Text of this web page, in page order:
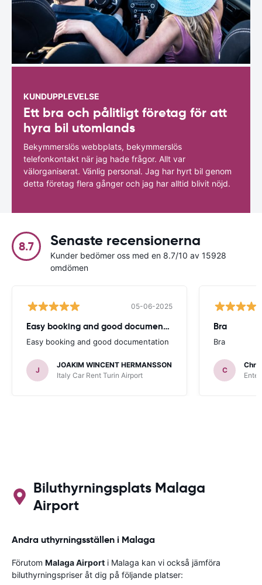
KUNDUPPLEVELSE
Ett bra och pålitligt företag för att
hyra bil utomlands
Bekymmerslös webbplats, bekymmerslös
telefonkontakt när jag hade frågor. Allt var
välorganiserat. Vänlig personal. Jag har hyrt bil genom
detta företag flera gånger och jag har alltid blivit nöjd.
8.7 Senaste recensionerna
Kunder bedömer oss med en 8.7/10 av 15928
omdömen
05-06-2025
Easy booking and good documentation
Easy booking and good documentation
J
JOAKIM WINCENT HERMANSSON
Italy Car Rent Turin Airport
Bra
Bra
C
Biluthyrningsplats Malaga
Airport
Andra uthyrningsställen i Malaga
Förutom Malaga Airport i Malaga kan vi också jämföra
biluthyrningspriser åt dig på följande platser: